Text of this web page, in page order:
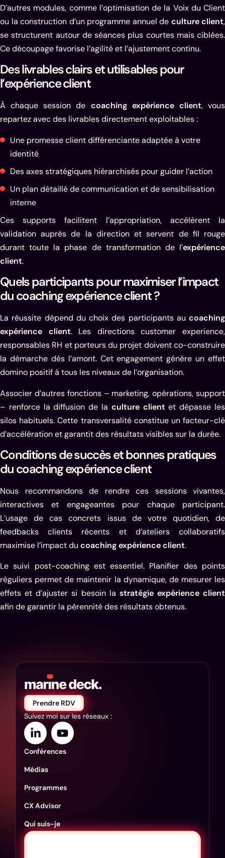
D’autres modules, comme l’optimisation de la Voix du Client
ou la construction d’un programme annuel de culture client,
se structurent autour de séances plus courtes mais ciblées.
Ce découpage favorise l’agilité et l’ajustement continu.
Des livrables clairs et utilisables pour
l’expérience client
À chaque session de coaching expérience client, vous
repartez avec des livrables directement exploitables :
Une promesse client différenciante adaptée à votre
identité
Des axes stratégiques hiérarchisés pour guider l’action
Un plan détaillé de communication et de sensibilisation
interne
Ces supports facilitent l’appropriation, accélèrent la
validation auprès de la direction et servent de fil rouge
durant toute la phase de transformation de l’expérience
client.
Quels participants pour maximiser l’impact
du coaching expérience client ?
La réussite dépend du choix des participants au coaching
expérience client. Les directions customer experience,
responsables RH et porteurs du projet doivent co-construire
la démarche dès l’amont. Cet engagement génère un effet
domino positif à tous les niveaux de l’organisation.
Associer d’autres fonctions – marketing, opérations, support
– renforce la diffusion de la culture client et dépasse les
silos habituels. Cette transversalité constitue un facteur-clé
d’accélération et garantit des résultats visibles sur la durée.
Conditions de succès et bonnes pratiques
du coaching expérience client
Nous recommandons de rendre ces sessions vivantes,
interactives et engageantes pour chaque participant.
L’usage de cas concrets issus de votre quotidien, de
feedbacks clients récents et d’ateliers collaboratifs
maximise l’impact du coaching expérience client.
Le suivi post-coaching est essentiel. Planifier des points
réguliers permet de maintenir la dynamique, de mesurer les
effets et d’ajuster si besoin la stratégie expérience client
afin de garantir la pérennité des résultats obtenus.
Prendre RDV
Suivez moi sur les réseaux :
Conférences
Médias
Programmes
CX Advisor
Qui suis-je